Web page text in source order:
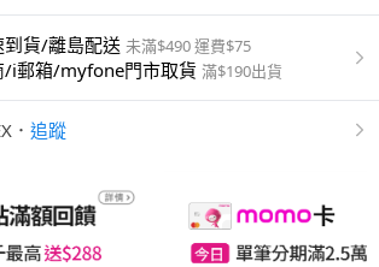
到貨/離島配送 未滿$490 運費$75
/i郵箱/myfone門市取貨 滿$190出貨
． 追蹤